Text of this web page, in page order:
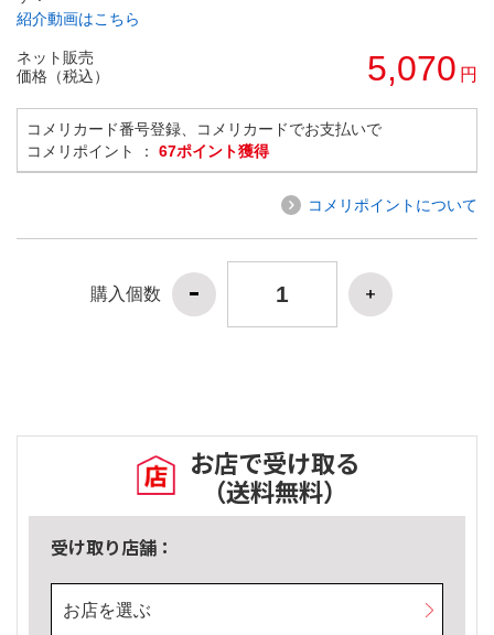
紹介動画はこちら
ネット販売
価格（税込）
5,070 円
コメリカード番号登録、コメリカードでお支払いで
コメリポイント ： 67ポイント獲得
コメリポイントについて
購入個数
お店で受け取る
（送料無料）
受け取り店舗：
お店を選ぶ